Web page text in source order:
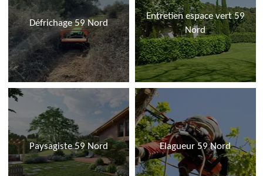
Défrichage 59 Nord
Entretien espace vert 59
Nord
Paysagiste 59 Nord Elagueur 59 Nord